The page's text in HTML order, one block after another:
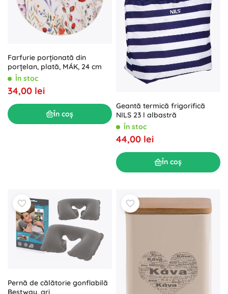
Farfurie porționată din
porțelan, plată, MÁK, 24 cm
În stoc
34,00 lei
În coș
Geantă termică frigorifică
NILS 23 l albastră
În stoc
44,00 lei
În coș
Pernă de călătorie gonflabilă
Bestway, gri